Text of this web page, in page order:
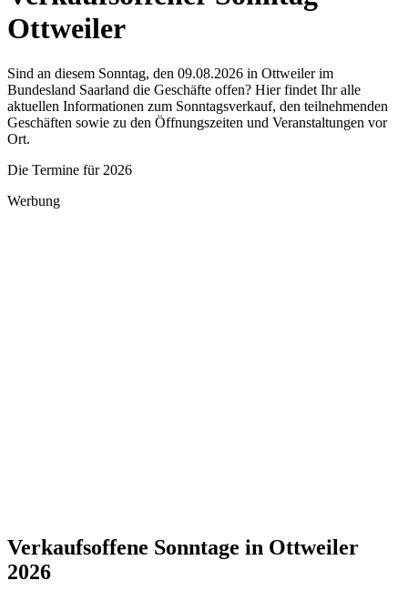
Ottweiler
Sind an diesem Sonntag, den 09.08.2026 in Ottweiler im
Bundesland Saarland die Geschäfte offen? Hier findet Ihr alle
aktuellen Informationen zum Sonntagsverkauf, den teilnehmenden
Geschäften sowie zu den Öffnungszeiten und Veranstaltungen vor
Ort.
Die Termine für 2026
Werbung
Verkaufsoffene Sonntage in Ottweiler
2026